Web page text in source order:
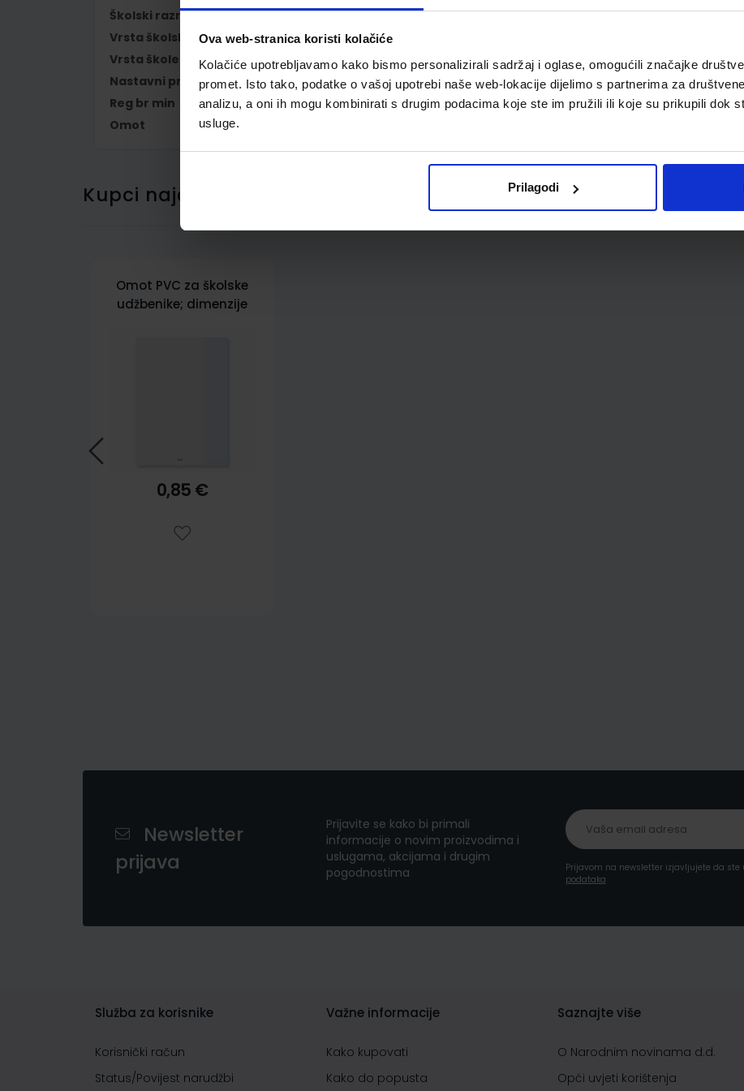
Ova web-stranica koristi kolačiće
Kolačiće upotrebljavamo kako bismo personalizirali sadržaj i oglase, omogućili značajke
promet. Isto tako, podatke o vašoj upotrebi naše web-lokacije dijelimo s partnerima za
analizu, a oni ih mogu kombinirati s drugim podacima koje ste im pružili ili koje su prikupili dok
usluge.
Prilagodi
Školski razred
08 8.RAZRED OŠ
Vrsta školske knjige
UDŽBENIK
Vrsta škole
1 OSNOVNA
Nastavni predmet
MATEMATIKA
Reg br min
7655
Omot
Kupci najčešće biraju..
Omot PVC za školske
udžbenike; dimenzije
0,85 €
Newsletter
prijava
Prijavite se kako bi primali
informacije o novim proizvodima i
uslugama, akcijama i drugim
pogodnostima
Prijavom na newsletter izjavljujete da
podataka
Služba za korisnike
Korisnički račun
Status/Povijest narudžbi
Važne informacije
Kako kupovati
Kako do popusta
Saznajte više
O Narodnim novinama d.d.
Opći uvjeti korištenja